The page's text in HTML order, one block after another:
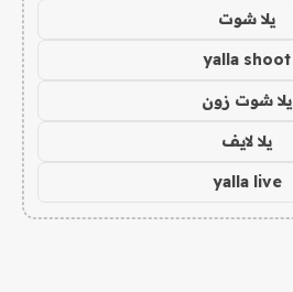
يلا شوت
yalla shoot
يلا شوت زون
يلا لايف
yalla live